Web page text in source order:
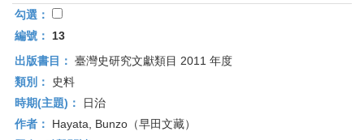
勾選：
編號：
13
出版書目： 臺灣史研究文獻類目 2011 年度
類別：
史料
時期(主題)：
日治
作者：
Hayata, Bunzo（早田文藏）